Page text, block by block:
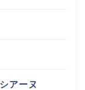
アーヌ